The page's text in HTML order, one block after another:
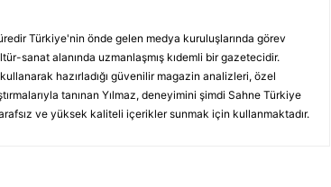
Türkiye'nin önde gelen medya kuruluşlarında görev
sanat alanında uzmanlaşmış kıdemli bir gazetecidir.
hazırladığı güvenilir magazin analizleri, özel
tanınan Yılmaz, deneyimini şimdi Sahne Türkiye
ve yüksek kaliteli içerikler sunmak için kullanmaktadır.